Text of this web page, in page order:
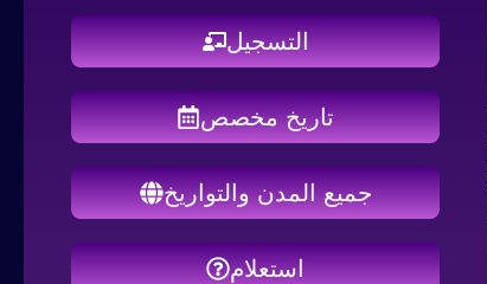
التسجيل
تاريخ مخصص
جميع المدن والتواريخ
استعلام